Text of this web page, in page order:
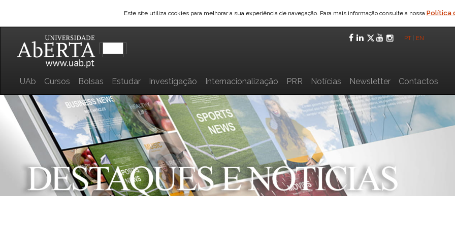
Este site utiliza cookies para melhorar a sua experiência de navegação. Para mais informação consulte a nossa Política
Facebook
LinkedIn
Twitter
YouTube
PT EN
UAb Cursos Bolsas Estudar Investigação Internacionalização PRR Notícias Newsletter Contactos